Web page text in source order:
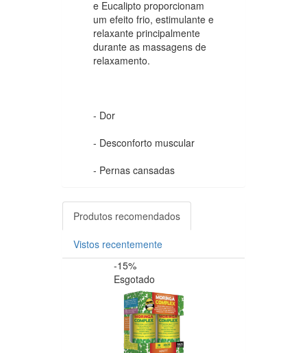
e Eucalipto proporcionam
um efeito frio, estimulante e
relaxante principalmente
durante as massagens de
relaxamento.
- Dor
- Desconforto muscular
- Pernas cansadas
Produtos recomendados
Vistos recentemente
-15%
Esgotado